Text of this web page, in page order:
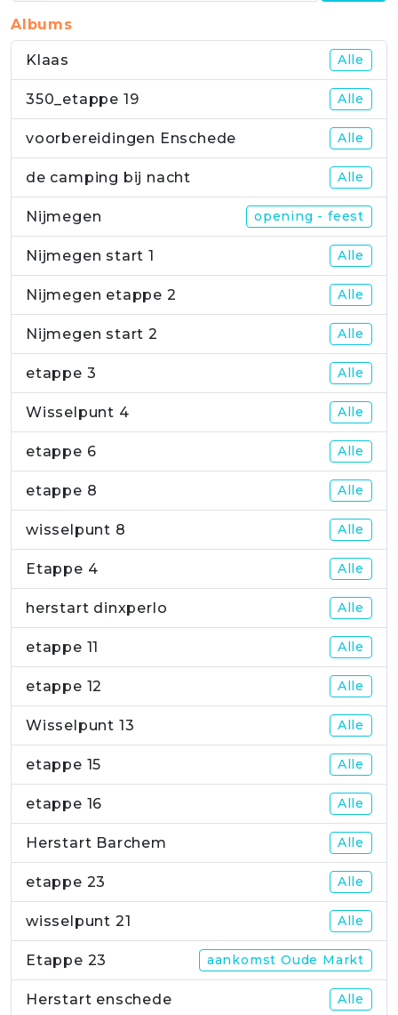
Albums
Klaas Alle
350_etappe 19 Alle
voorbereidingen Enschede Alle
de camping bij nacht Alle
Nijmegen opening - feest
Nijmegen start 1 Alle
Nijmegen etappe 2 Alle
Nijmegen start 2 Alle
etappe 3 Alle
Wisselpunt 4 Alle
etappe 6 Alle
etappe 8 Alle
wisselpunt 8 Alle
Etappe 4 Alle
herstart dinxperlo Alle
etappe 11 Alle
etappe 12 Alle
Wisselpunt 13 Alle
etappe 15 Alle
etappe 16 Alle
Herstart Barchem Alle
etappe 23 Alle
wisselpunt 21 Alle
Etappe 23 aankomst Oude Markt
Herstart enschede Alle